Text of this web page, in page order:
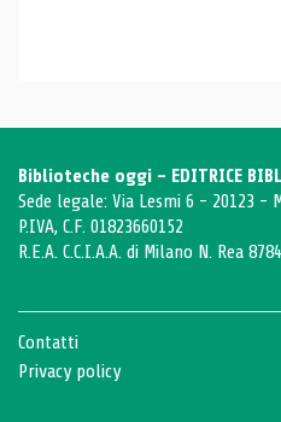
Biblioteche oggi - EDITRICE
Sede legale: Via Lesmi 6 - 20123 -
P.IVA, C.F. 01823660152
R.E.A. C.C.I.A.A. di Milano N. Rea
Contatti
Privacy policy